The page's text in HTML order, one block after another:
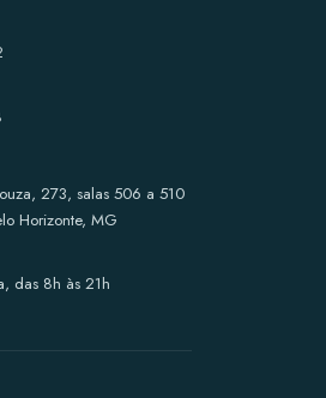
273, salas 506 a 510
Horizonte, MG
das 8h às 21h